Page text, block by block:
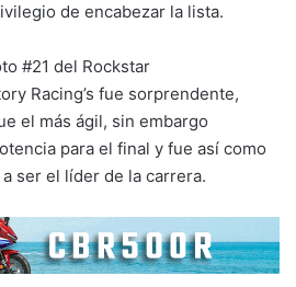
de encabezar la lista.
#21 del Rockstar
Racing’s fue sorprendente,
el más ágil, sin embargo
para el final y fue así como
ser el líder de la carrera.